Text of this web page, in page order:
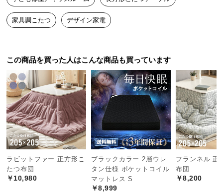
中
型
商
配
送
に
つ
い
て
小
商
品
こたつの最重要パーツであるヒーター部分は、安心
家具調こたつ デザイン家電
この商品を買った人はこんな商品も買っています
ラビットファー 正方形こ
たつ布団
￥10,980
ブラックカラー 2層ウレ
タン仕様 ポケットコイル
マットレス S
￥8,999
フランネル 正
布団
￥8,200